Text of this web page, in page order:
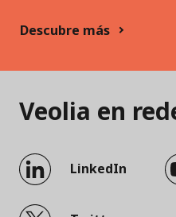
Descubre más
Veolia en
LinkedIn